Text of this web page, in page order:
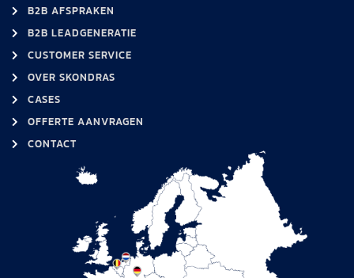
B2B AFSPRAKEN
B2B LEADGENERATIE
CUSTOMER SERVICE
OVER SKONDRAS
CASES
OFFERTE AANVRAGEN
CONTACT